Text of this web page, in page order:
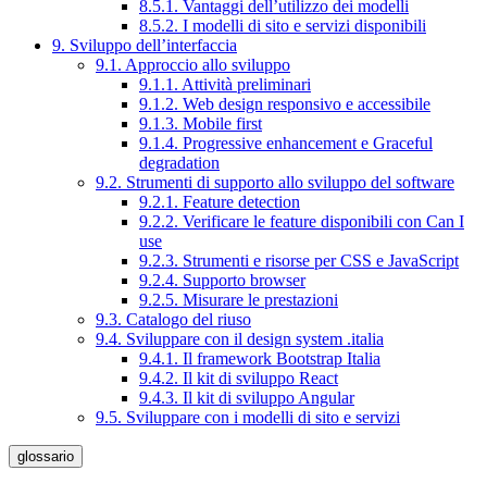
8.5.1. Vantaggi dell’utilizzo dei modelli
8.5.2. I modelli di sito e servizi disponibili
9. Sviluppo dell’interfaccia
9.1. Approccio allo sviluppo
9.1.1. Attività preliminari
9.1.2. Web design responsivo e accessibile
9.1.3. Mobile first
9.1.4. Progressive enhancement e Graceful
degradation
9.2. Strumenti di supporto allo sviluppo del software
9.2.1. Feature detection
9.2.2. Verificare le feature disponibili con Can I
use
9.2.3. Strumenti e risorse per CSS e JavaScript
9.2.4. Supporto browser
9.2.5. Misurare le prestazioni
9.3. Catalogo del riuso
9.4. Sviluppare con il design system .italia
9.4.1. Il framework Bootstrap Italia
9.4.2. Il kit di sviluppo React
9.4.3. Il kit di sviluppo Angular
9.5. Sviluppare con i modelli di sito e servizi
glossario